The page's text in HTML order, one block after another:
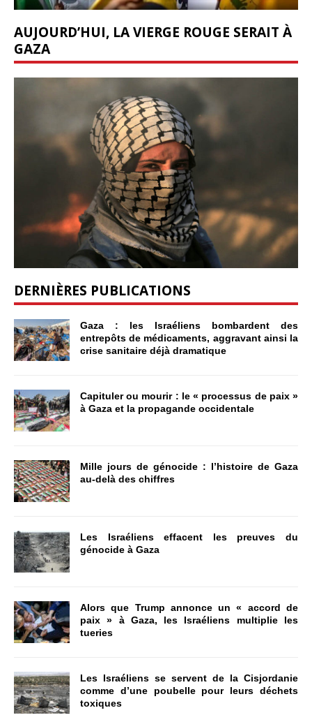
AUJOURD’HUI, LA VIERGE ROUGE SERAIT À
GAZA
DERNIÈRES PUBLICATIONS
Gaza : les Israéliens bombardent des
entrepôts de médicaments, aggravant ainsi la
crise sanitaire déjà dramatique
Capituler ou mourir : le « processus de paix »
à Gaza et la propagande occidentale
Mille jours de génocide : l’histoire de Gaza
au-delà des chiffres
Les Israéliens effacent les preuves du
génocide à Gaza
Alors que Trump annonce un « accord de
paix » à Gaza, les Israéliens multiplie les
tueries
Les Israéliens se servent de la Cisjordanie
comme d’une poubelle pour leurs déchets
toxiques